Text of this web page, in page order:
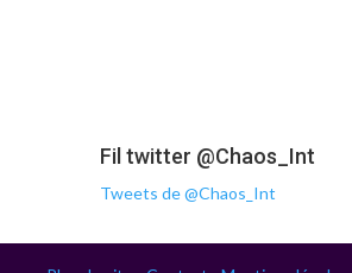
Fil twitter @Chaos_Int
Tweets de @Chaos_Int